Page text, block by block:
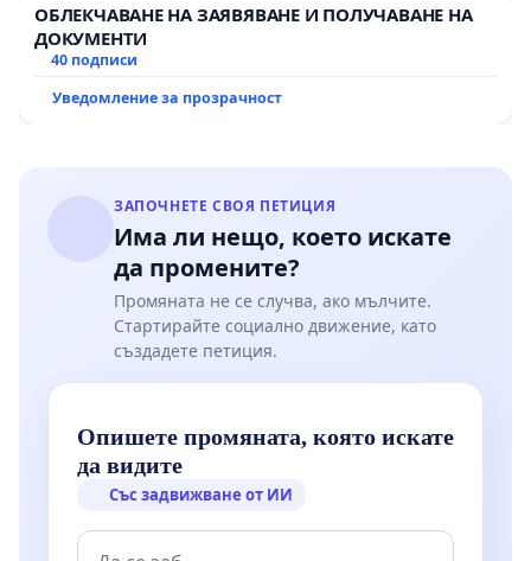
ОБЛЕКЧАВАНЕ НА ЗАЯВЯВАНЕ И ПОЛУЧАВАНЕ НА
ДОКУМЕНТИ
40 подписи
Уведомление за прозрачност
ЗАПОЧНЕТЕ СВОЯ ПЕТИЦИЯ
Има ли нещо, което искате
да промените?
Промяната не се случва, ако мълчите.
Стартирайте социално движение, като
създадете петиция.
Опишете промяната, която искате
да видите
Със задвижване от ИИ